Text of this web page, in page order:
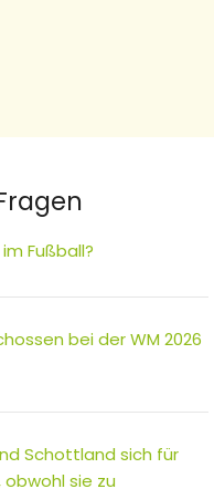
Fußball?
bei der WM 2026
Schottland sich für
sie zu